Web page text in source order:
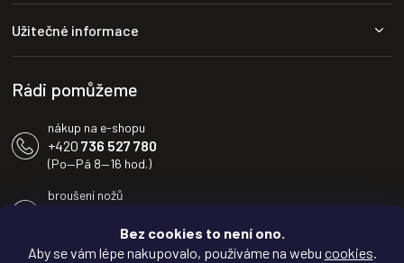
Bez cookies to není ono.
Aby se vám lépe nakupovalo, používáme na webu cookies.
Užitečné informace
Rádi pomůžeme
nákup na e-shopu
+420 736 527 780
(Po—Pá 8—16 hod.)
broušení nožů
(Po—Pá 8—16 hod.)